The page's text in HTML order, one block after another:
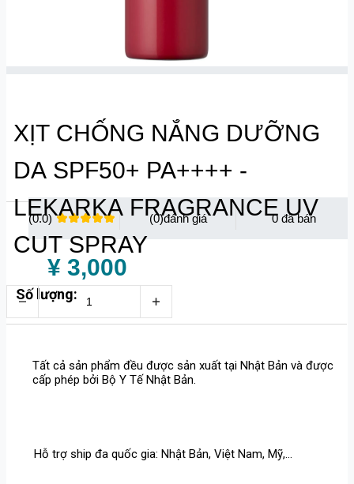
Hỗ trợ ship đa quốc gia: Nhật Bản, Việt Nam, Mỹ,...
0
(0)
(0.0)
¥ 3,000
Tất cả sản phẩm đều được sản xuất tại Nhật Bản và được
cấp phép bởi Bộ Y Tế Nhật Bản.
XỊT CHỐNG NẮNG DƯỠNG
DA SPF50+ PA++++ -
LEKARKA FRAGRANCE UV
CUT SPRAY
Số lượng: